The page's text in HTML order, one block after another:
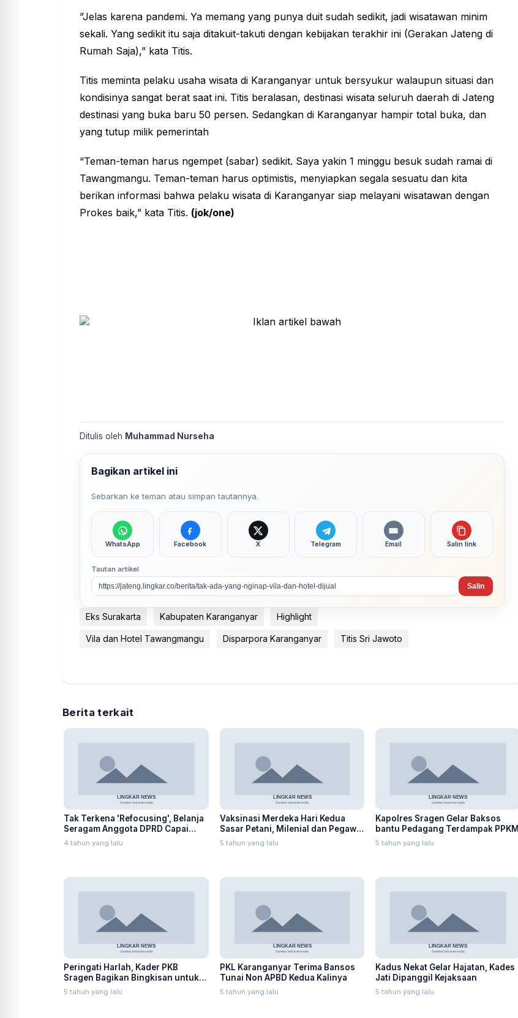
”Jelas karena pandemi. Ya memang yang punya duit sudah sedikit, jadi wisatawan minim
sekali. Yang sedikit itu saja ditakuit-takuti dengan kebijakan terakhir ini (Gerakan Jateng di
Rumah Saja),” kata Titis.
Titis meminta pelaku usaha wisata di Karanganyar untuk bersyukur walaupun situasi dan
kondisinya sangat berat saat ini. Titis beralasan, destinasi wisata seluruh daerah di Jateng
destinasi yang buka baru 50 persen. Sedangkan di Karanganyar hampir total buka, dan
yang tutup milik pemerintah
“Teman-teman harus ngempet (sabar) sedikit. Saya yakin 1 minggu besuk sudah ramai di
Tawangmangu. Teman-teman harus optimistis, menyiapkan segala sesuatu dan kita
berikan informasi bahwa pelaku wisata di Karanganyar siap melayani wisatawan dengan
Prokes baik,” kata Titis. (jok/one)
Ditulis oleh Muhammad Nurseha
Bagikan artikel ini
Sebarkan ke teman atau simpan tautannya.
WhatsApp Facebook X Telegram Email Salin link
Tautan artikel
Salin
Eks Surakarta Kabupaten Karanganyar Highlight
Vila dan Hotel Tawangmangu Disparpora Karanganyar Titis Sri Jawoto
Berita terkait
Tak Terkena 'Refocusing', Belanja
Seragam Anggota DPRD Capai
Ratusan Juta
4 tahun yang lalu
Vaksinasi Merdeka Hari Kedua
Sasar Petani, Milenial dan Pegawai
SPBU
5 tahun yang lalu
Kapolres Sragen Gelar Baksos
bantu Pedagang Terdampak PPKM
5 tahun yang lalu
Peringati Harlah, Kader PKB
Sragen Bagikan Bingkisan untuk
Keluarga Isoman
5 tahun yang lalu
PKL Karanganyar Terima Bansos
Tunai Non APBD Kedua Kalinya
5 tahun yang lalu
Kadus Nekat Gelar Hajatan, Kades
Jati Dipanggil Kejaksaan
5 tahun yang lalu